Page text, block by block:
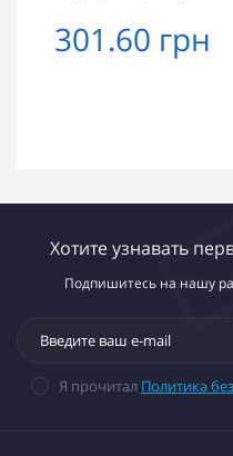
301.60 грн
Хотите узнавать
Подпишитесь на нашу
Я прочитал Политика